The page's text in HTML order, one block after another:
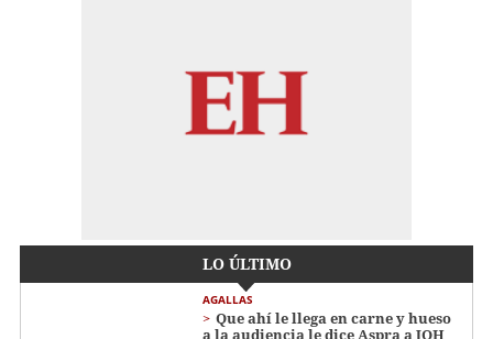
LO ÚLTIMO
AGALLAS
Que ahí le llega en carne y hueso
a la audiencia le dice Aspra a JOH